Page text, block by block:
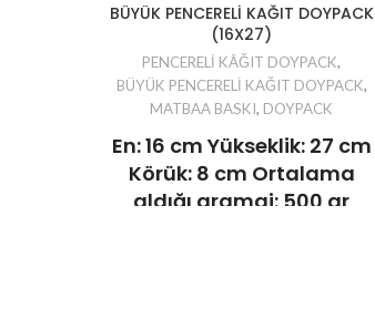
BÜYÜK PENCERELİ KAĞIT DOYPACK
(16X27)
PENCERELİ KÂĞIT DOYPACK,
BÜYÜK PENCERELİ KAĞIT DOYPACK,
MATBAA BASKI, DOYPACK
En: 16 cm Yükseklik: 27 cm
Körük: 8 cm Ortalama
aldığı gramaj: 500 gr